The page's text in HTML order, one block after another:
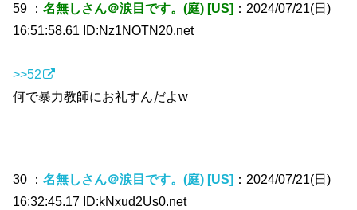
59 ：名無しさん＠涙目です。(庭) [US] ：2024/07/21(日)
16:51:58.61 ID:Nz1NOTN20.net
>>52
何で暴力教師にお礼すんだよw
30 ：名無しさん＠涙目です。(庭) [US] ：2024/07/21(日)
16:32:45.17 ID:kNxud2Us0.net